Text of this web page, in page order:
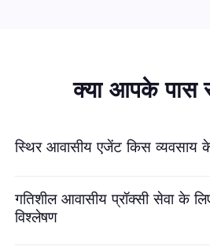
क्या आपके पास
स्थिर आवासीय एजेंट किस व्यवसाय
गतिशील आवासीय प्रॉक्सी सेवा के
विश्लेषण